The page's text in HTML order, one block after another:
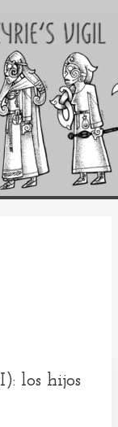
los hijos